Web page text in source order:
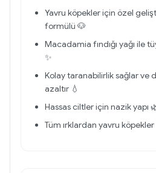
Yavru köpekler için özel
formülü 🐶
Macadamia fındığı yağı ile
✨
Kolay taranabilirlik sağlar ve
azaltır 💧
Hassas ciltler için nazik yapı
Tüm ırklardan yavru